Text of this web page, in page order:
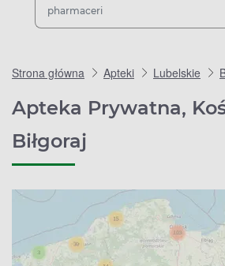
Strona główna Apteki Lubelskie
Apteka Prywatna,
Biłgoraj